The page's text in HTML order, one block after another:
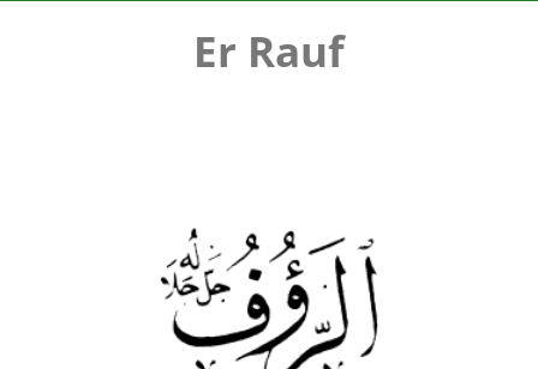
Er Rauf